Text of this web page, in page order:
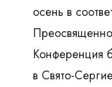
осень в
Конференция
в Свято-